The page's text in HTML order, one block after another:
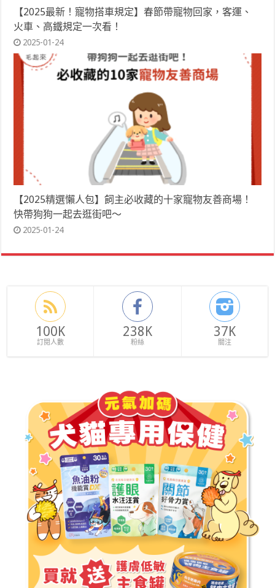
【2025最新！寵物搭車規定】春節帶寵物回家，客運、
火車、高鐵規定一次看！
2025-01-24
【2025精選懶人包】飼主必收藏的十家寵物友善商場！
快帶狗狗一起去逛街吧～
2025-01-24
100K
訂閱人數
238K
粉絲
37K
關注